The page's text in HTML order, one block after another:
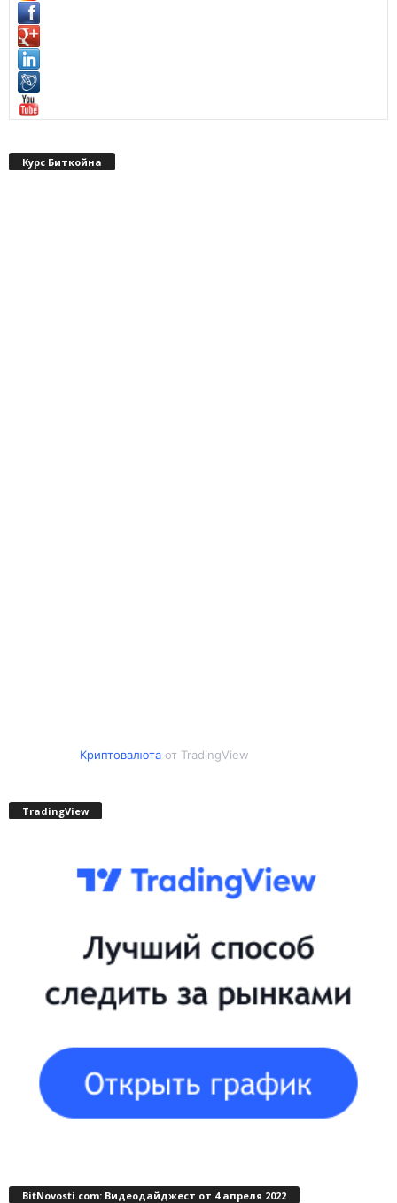
Курс Биткойна
Криптовалютаот TradingView
TradingView
BitNovosti.com: Видеодайджест от 4 апреля 2022